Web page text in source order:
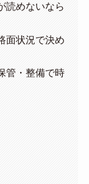
読めないなら
面状況で決め
管・整備で時